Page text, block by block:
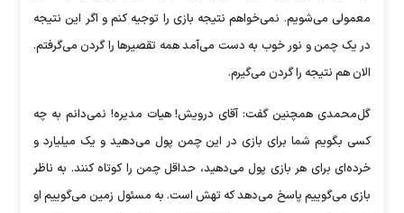
معمولی می‌شویم. نمی‌خواهم نتیجه بازی را توجیه کنم و اگر این نتیجه
در یک چمن و نور خوب به دست می‌آمد همه تقصیرها را گردن می‌گرفتم.
الان هم نتیجه را گردن می‌گیرم.
گل‌محمدی همچنین گفت: آقای درویش! هیات مدیره! نمی‌دانم به چه
کسی بگویم شما برای بازی در این چمن پول می‌دهید و یک میلیارد و
خرده‌ای برای هر بازی پول می‌دهید، حداقل چمن را کوتاه کنند. به ناظر
بازی می‌گوییم پاسخ می‌دهد که تهش است. به مسئول زمین می‌گوییم او